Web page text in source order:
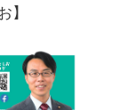
】